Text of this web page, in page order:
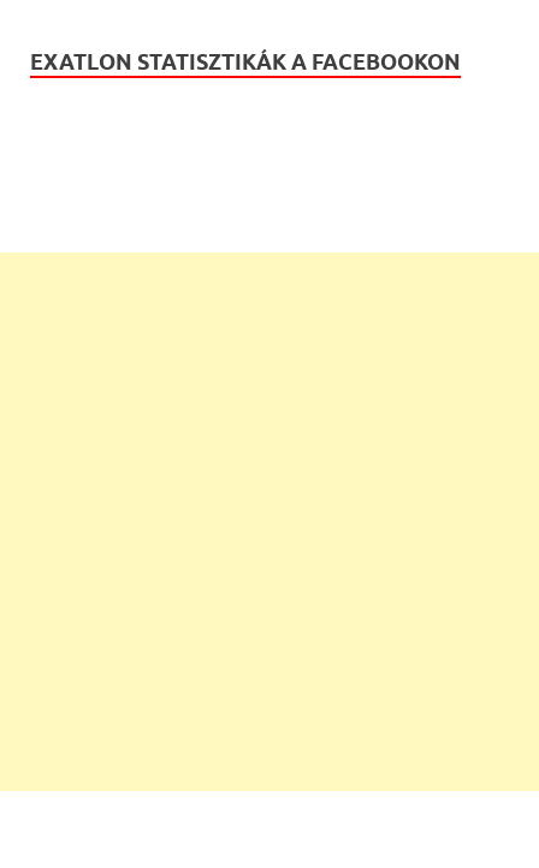
EXATLON STATISZTIKÁK A FACEBOOKON